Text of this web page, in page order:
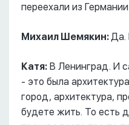
переехали из
Михаил Шемякин:Да.
Катя: В Ленинград. И
- это была
город, архитектура,
будете жить. То есть